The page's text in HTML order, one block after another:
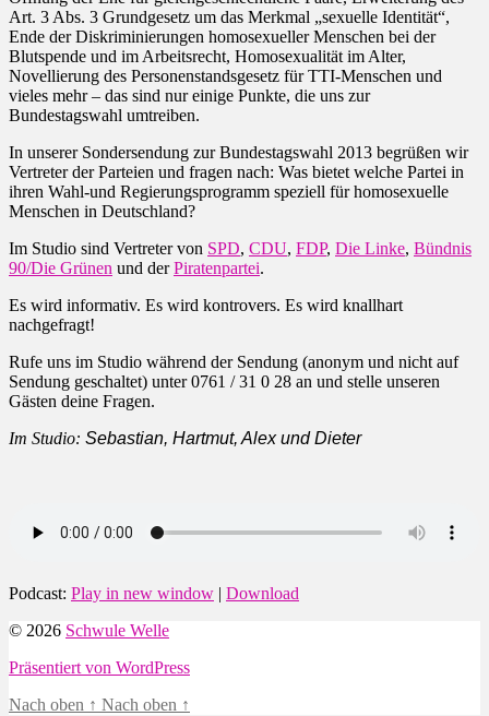
Art. 3 Abs. 3 Grundgesetz um das Merkmal „sexuelle Identität“,
Ende der Diskriminierungen homosexueller Menschen bei der
Blutspende und im Arbeitsrecht, Homosexualität im Alter,
Novellierung des Personenstandsgesetz für TTI-Menschen und
vieles mehr – das sind nur einige Punkte, die uns zur
Bundestagswahl umtreiben.
In unserer Sondersendung zur Bundestagswahl 2013 begrüßen wir
Vertreter der Parteien und fragen nach: Was bietet welche Partei in
ihren Wahl-und Regierungsprogramm speziell für homosexuelle
Menschen in Deutschland?
Im Studio sind Vertreter von SPD, CDU, FDP, Die Linke, Bündnis
90/Die Grünen und derPiratenpartei.
Es wird informativ. Es wird kontrovers. Es wird knallhart
nachgefragt!
Rufe uns im Studio während der Sendung (anonym und nicht auf
Sendung geschaltet) unter 0761 / 31 0 28 an und stelle unseren
Gästen deine Fragen.
Im Studio: Sebastian, Hartmut, Alex und Dieter
Podcast: Play in new window | Download
© 2026 Schwule Welle
Präsentiert von WordPress
Nach oben ↑ Nach oben ↑